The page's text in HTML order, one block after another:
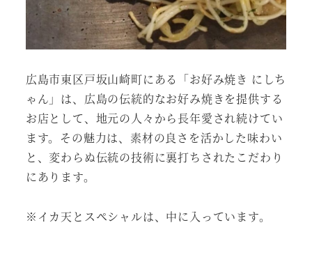
広島市東区戸坂山崎町にある「お好み焼き にしち
ゃん」は、広島の伝統的なお好み焼きを提供する
お店として、地元の人々から長年愛され続けてい
ます。その魅力は、素材の良さを活かした味わい
と、変わらぬ伝統の技術に裏打ちされたこだわり
にあります。
※イカ天とスペシャルは、中に入っています。